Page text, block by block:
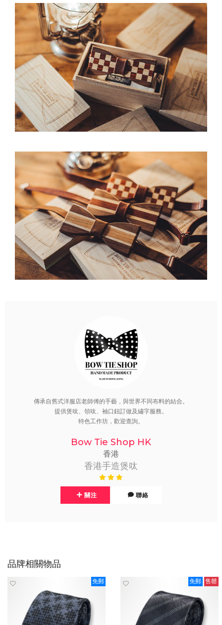
傳承自舊式洋服店老師傅的手藝，與世界不同布料的結合。
提供煲呔、領呔、袖口鈕訂做及繡字服務。
特色工作坊，歡迎查詢。
Bow Tie Shop HK
香港
香港手造煲呔
關注 聯絡
品牌相關物品
免郵 免郵 售罄